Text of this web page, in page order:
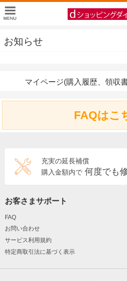
お知らせ
マイページ(購入履歴、領収
FAQはこ
充実の延長補償
購入金額内で 何度でも
お客さまサポート
FAQ
お問い合わせ
サービス利用規約
特定商取引法に基づく表示